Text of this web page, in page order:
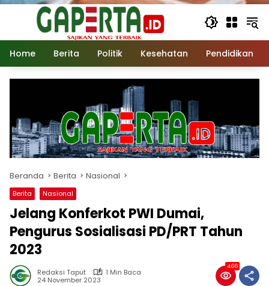
Home Berita Politik Kesehatan Pendidikan
Beranda Berita Nasional
Berita Nasional
Jelang Konferkot PWI Dumai,
Pengurus Sosialisasi PD/PRT Tahun
2023
Redaksi Taput
1 Min Baca
24 November 2023
466